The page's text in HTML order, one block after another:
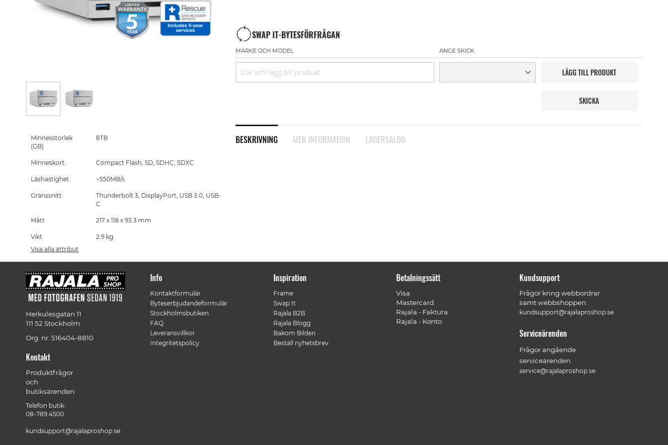
SWAP IT-BYTESFÖRFRÅGAN
MÄRKE OCH MODEL ANGE SKICK
LÄGG TILL PRODUKT
SKICKA
BESKRIVNING MER INFORMATION LAGERSALDO
the
beginning
the
gallery
Minnesstorlek
(GB)
8TB
Minneskort Compact Flash, SD, SDHC, SDXC
Läshastighet ~550MB/s
Gränssnitt
Thunderbolt 3, DisplayPort, USB 3.0, USB-
C
Mått 217 x 118 x 93.3 mm
Vikt
2.9 kg
Visa alla attribut
Herkulesgatan 11
111 52 Stockholm
Org. nr: 516404-8810
Kontakt
Produktfrågor
och
butiksärenden
Telefon butik:
08-789 4500
kundsupport@rajalaproshop.se
Info
Kontaktformulär
Byteserbjudandeformulär
Stockholmsbutiken
FAQ
Leveransvillkor
Integritetspolicy
Inspiration
Frame
Swap It
Rajala B2B
Rajala Blogg
Bakom Bilden
Beställ nyhetsbrev
Betalningssätt
Visa
Mastercard
Rajala - Faktura
Rajala - Konto
Kundsupport
Frågor kring webbordrar
samt webbshoppen.
kundsupport@rajalaproshop.se
Serviceärenden
Frågor angående
serviceärenden.
service@rajalaproshop.se